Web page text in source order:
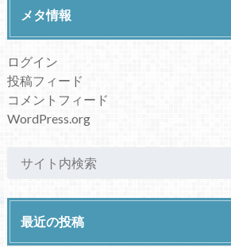
メタ情報
ログイン
投稿フィード
コメントフィード
WordPress.org
最近の投稿